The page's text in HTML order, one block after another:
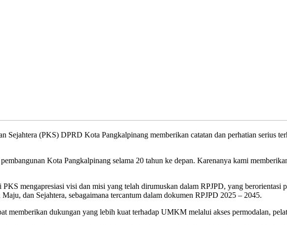
(PKS) DPRD Kota Pangkalpinang memberikan catatan dan perhatian serius
Kota Pangkalpinang selama 20 tahun ke depan. Karenanya kami
mengapresiasi visi dan misi yang telah dirumuskan dalam RPJPD, yang berorientasi
dan Sejahtera, sebagaimana tercantum dalam dokumen RPJPD 2025 – 2045.
memberikan dukungan yang lebih kuat terhadap UMKM melalui akses permodalan,